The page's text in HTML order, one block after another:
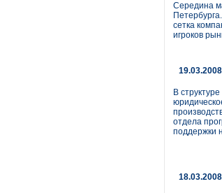
Середина
сетка
игроков
19.03.2008
В
отдела
поддержки
18.03.2008